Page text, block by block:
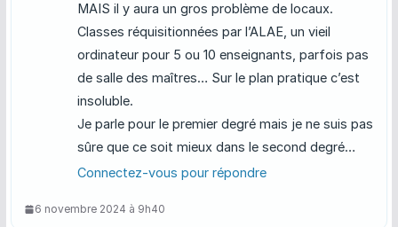
MAIS il y aura un gros problème de locaux.
Classes réquisitionnées par l’ALAE, un vieil
ordinateur pour 5 ou 10 enseignants, parfois pas
de salle des maîtres… Sur le plan pratique c’est
insoluble.
Je parle pour le premier degré mais je ne suis pas
sûre que ce soit mieux dans le second degré…
Connectez-vous pour répondre
6 novembre 2024 à 9h40